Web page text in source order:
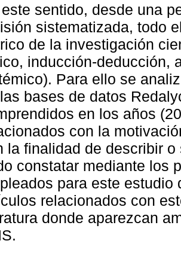
sentido, desde una
sistematizada, todo
de la investigación
inducción-deducción,
Para ello se
bases de datos
en los años
con la
la finalidad de describir
constatar mediante los
para este estudio
relacionados con
donde aparezcan